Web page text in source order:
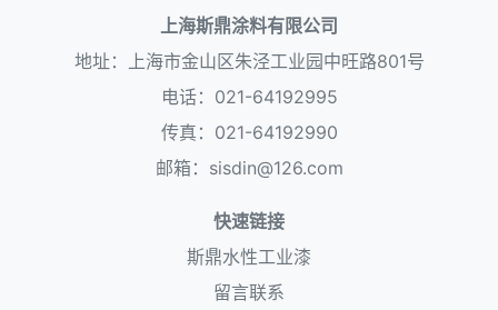
上海斯鼎涂料有限公司
地址：上海市金山区朱泾工业园中旺路801号
电话：021-64192995
传真：021-64192990
邮箱：sisdin@126.com
快速链接
斯鼎水性工业漆
留言联系